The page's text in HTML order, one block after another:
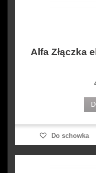
Alfa Złączka
Do schowka